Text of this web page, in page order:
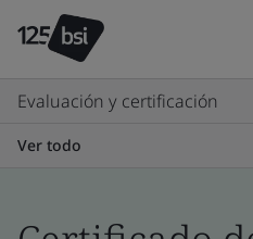
Evaluación y certificación
Ver todo